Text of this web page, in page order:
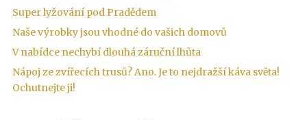
Super lyžování pod Pradědem
Naše výrobky jsou vhodné do vašich domovů
V nabídce nechybí dlouhá záruční lhůta
Nápoj ze zvířecích trusů? Ano. Je to nejdražší káva světa!
Ochutnejte ji!